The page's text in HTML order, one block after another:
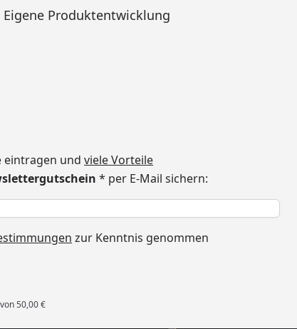
Eigene Produktentwicklung
eintragen und viele Vorteile
* per E-Mail sichern:
zur Kenntnis genommen
50,00 €